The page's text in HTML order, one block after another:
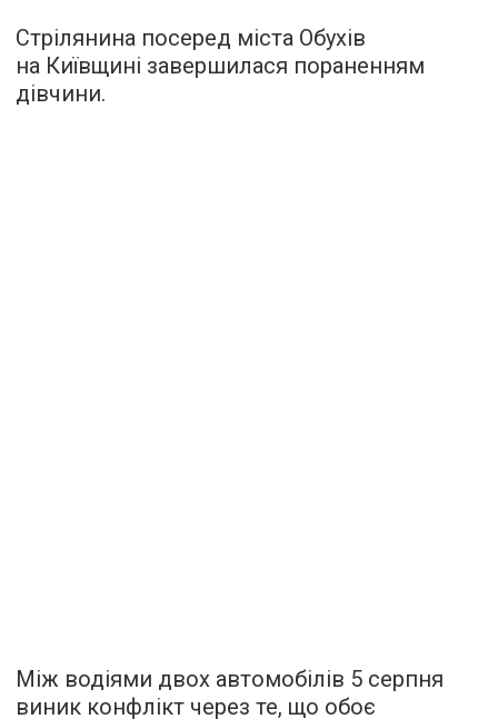
Стрілянина посеред міста Обухів
на Київщині завершилася пораненням
дівчини.
Між водіями двох автомобілів 5 серпня
виник конфлікт через те, що обоє